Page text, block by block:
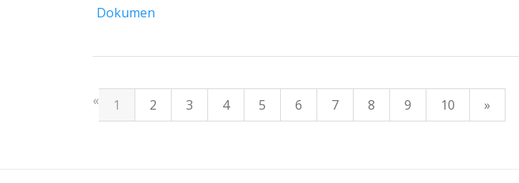
Dokumen
« 1 2 3 4 5 6 7 8 9 10 »